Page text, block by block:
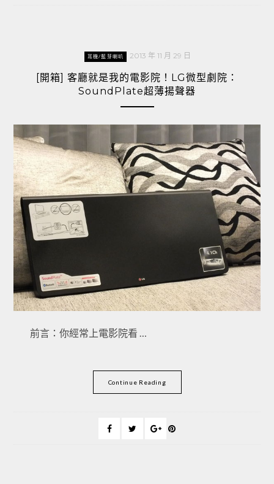
耳機/藍芽喇叭 2013 年 11 月 29 日
[開箱] 客廳就是我的電影院！LG微型劇院：
SoundPlate超薄揚聲器
前言：你經常上電影院看 …
Continue Reading